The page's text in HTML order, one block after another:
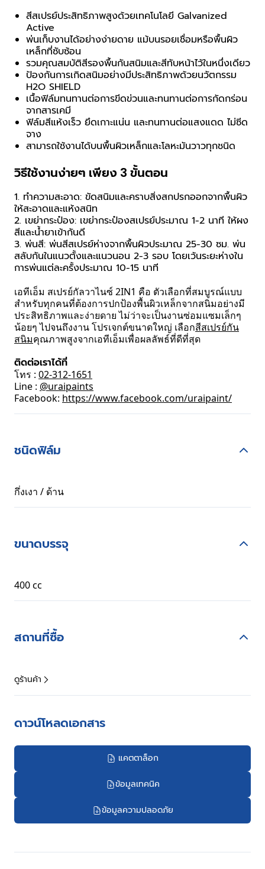
สีสเปรย์ประสิทธิภาพสูงด้วยเทคโนโลยี Galvanized
Active
พ่นเก็บงานได้อย่างง่ายดาย แม้บนรอยเชื่อมหรือพื้นผิว
เหล็กที่ซับซ้อน
รวมคุณสมบัติสีรองพื้นกันสนิมและสีทับหน้าไว้ในหนึ่งเดียว
ป้องกันการเกิดสนิมอย่างมีประสิทธิภาพด้วยนวัตกรรม
H2O SHIELD
เนื้อฟิล์มทนทานต่อการขีดข่วนและทนทานต่อการกัดกร่อน
จากสารเคมี
ฟิล์มสีแห้งเร็ว ยึดเกาะแน่น และทนทานต่อแสงแดด ไม่ซีด
จาง
สามารถใช้งานได้บนพื้นผิวเหล็กและโลหะมันวาวทุกชนิด
วิธีใช้งานง่ายๆ เพียง 3 ขั้นตอน
1. ทำความสะอาด: ขัดสนิมและคราบสิ่งสกปรกออกจากพื้นผิว
ให้สะอาดและแห้งสนิท
2. เขย่ากระป๋อง: เขย่ากระป๋องสเปรย์ประมาณ 1-2 นาที ให้ผง
สีและน้ำยาเข้ากันดี
3. พ่นสี: พ่นสีสเปรย์ห่างจากพื้นผิวประมาณ 25-30 ซม. พ่น
สลับกันในแนวตั้งและแนวนอน 2-3 รอบ โดยเว้นระยะห่างใน
การพ่นแต่ละครั้งประมาณ 10-15 นาที
เอทีเอ็ม สเปรย์กัลวาไนซ์ 2IN1 คือ ตัวเลือกที่สมบูรณ์แบบ
สำหรับทุกคนที่ต้องการปกป้องพื้นผิวเหล็กจากสนิมอย่างมี
ประสิทธิภาพและง่ายดาย ไม่ว่าจะเป็นงานซ่อมแซมเล็กๆ
น้อยๆ ไปจนถึงงาน โปรเจกต์ขนาดใหญ่ เลือกสีสเปรย์กัน
สนิมคุณภาพสูงจากเอทีเอ็มเพื่อผลลัพธ์ที่ดีที่สุด
ติดต่อเราได้ที่
โทร : 02-312-1651
Line : @uraipaints
Facebook: https://www.facebook.com/uraipaint/
ชนิดฟิล์ม
กึ่งเงา / ด้าน
ขนาดบรรจุ
400 cc
สถานที่ซื้อ
ดูร้านค้า
ดาวน์โหลดเอกสาร
แคตตาล็อก
ข้อมูลเทคนิค
ข้อมูลความปลอดภัย